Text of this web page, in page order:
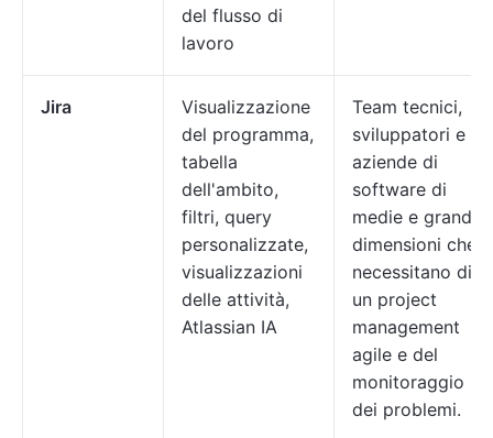
del flusso di
lavoro
Jira
Visualizzazione
del programma,
tabella
dell'ambito,
filtri, query
personalizzate,
visualizzazioni
delle attività,
Atlassian IA
Team tecnici,
sviluppatori e
aziende di
software di
medie e grandi
dimensioni che
necessitano di
un project
management
agile e del
monitoraggio
dei problemi.